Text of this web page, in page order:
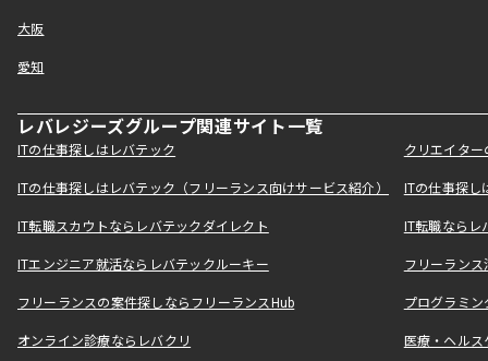
大阪
愛知
レバレジーズグループ関連サイト一覧
ITの仕事探しはレバテック クリエイタ
ITの仕事探しはレバテック（フリーランス向けサービス紹介） ITの仕事探
IT転職スカウトならレバテックダイレクト IT転職なら
ITエンジニア就活ならレバテックルーキー フリーラン
フリーランスの案件探しならフリーランスHub プログラミ
オンライン診療ならレバクリ 医療・ヘル